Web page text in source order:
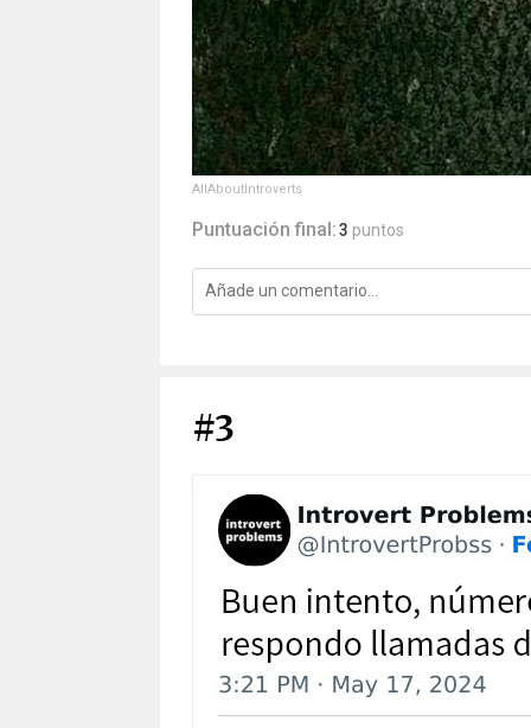
AllAboutIntroverts
Puntuación final:3 puntos
#3